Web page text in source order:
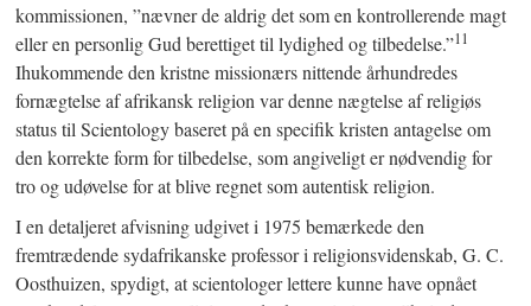
kommissionen, ”nævner de aldrig det som en kontrollerende magt
eller en personlig Gud berettiget til lydighed og tilbedelse.”11
Ihukommende den kristne missionærs nittende århundredes
fornægtelse af afrikansk religion var denne nægtelse af religiøs
status til Scientology baseret på en specifik kristen antagelse om
den korrekte form for tilbedelse, som angiveligt er nødvendig for
tro og udøvelse for at blive regnet som autentisk religion.
I en detaljeret afvisning udgivet i 1975 bemærkede den
fremtrædende sydafrikanske professor i religionsvidenskab, G. C.
Oosthuizen, spydigt, at scientologer lettere kunne have opnået